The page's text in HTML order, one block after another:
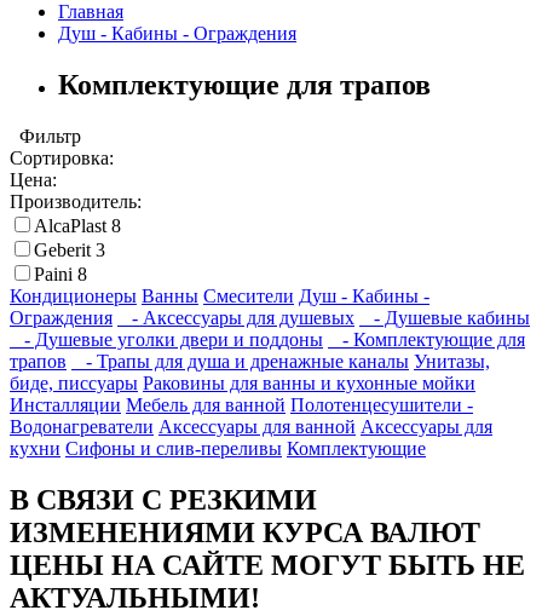
Главная
Душ - Кабины - Ограждения
Комплектующие для трапов
Фильтр
Сортировка:
Цена:
Производитель:
AlcaPlast 8
Geberit 3
Paini 8
Кондиционеры Ванны Смесители Душ - Кабины -
Ограждения
- Аксессуары для душевых
- Душевые кабины
- Душевые уголки двери и поддоны
- Комплектующие для
трапов
- Трапы для душа и дренажные каналы Унитазы,
биде, писсуары Раковины для ванны и кухонные мойки
Инсталляции Мебель для ванной Полотенцесушители -
Водонагреватели Аксессуары для ванной Аксессуары для
кухни Сифоны и слив-переливы Комплектующие
В СВЯЗИ С РЕЗКИМИ
ИЗМЕНЕНИЯМИ КУРСА ВАЛЮТ
ЦЕНЫ НА САЙТЕ МОГУТ БЫТЬ НЕ
АКТУАЛЬНЫМИ!